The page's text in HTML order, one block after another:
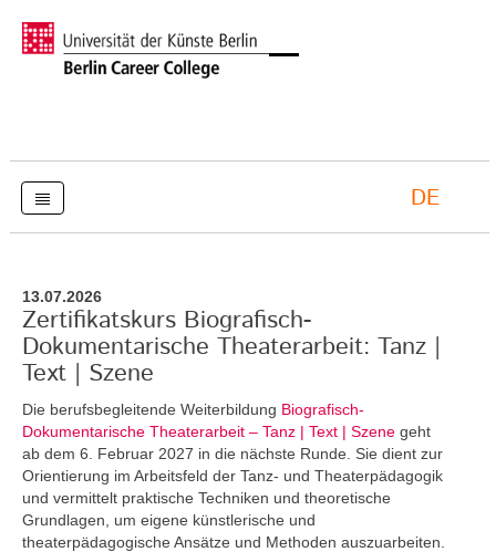
DE
13.07.2026
Zertifikatskurs Biografisch-
Dokumentarische Theaterarbeit: Tanz |
Text | Szene
Die berufsbegleitende Weiterbildung Biografisch-
Dokumentarische Theaterarbeit – Tanz | Text | Szene geht
ab dem 6. Februar 2027 in die nächste Runde. Sie dient zur
Orientierung im Arbeitsfeld der Tanz- und Theaterpädagogik
und vermittelt praktische Techniken und theoretische
Grundlagen, um eigene künstlerische und
theaterpädagogische Ansätze und Methoden auszuarbeiten.